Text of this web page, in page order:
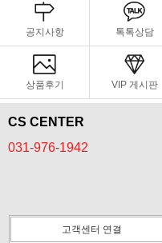
공지사항 톡톡상담
상품후기 VIP 게시판
CS CENTER
031-976-1942
고객센터 연결